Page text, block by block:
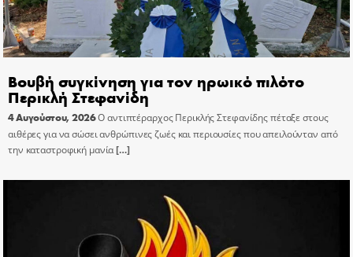
Βουβή συγκίνηση για τον ηρωικό πιλότο
Περικλή Στεφανίδη
4 Αυγούστου, 2026Ο αντιπτέραρχος Περικλής Στεφανίδης πέταξε στους
αιθέρες για να σώσει ανθρώπινες ζωές και περιουσίες που απειλούνταν από
την καταστροφική μανία[…]